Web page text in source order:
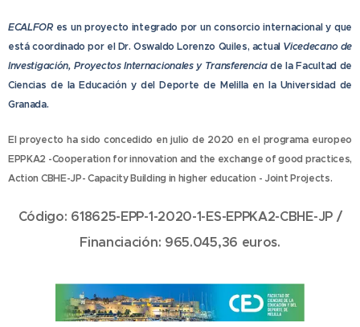
ECALFORes un proyecto integrado por un consorcio internacional y que
está coordinado por el Dr. Oswaldo Lorenzo Quiles, actual Vicedecano de
Investigación, Proyectos Internacionales y Transferenciade la Facultad de
Ciencias de la Educación y del Deporte de Melilla en la Universidad de
Granada.
El proyecto ha sido concedido en julio de 2020 en el programa europeo
EPPKA2 -Cooperation for innovation and the exchange of good practices,
Action CBHE-JP- Capacity Building in higher education - Joint Projects.
Código: 618625-EPP-1-2020-1-ES-EPPKA2-CBHE-JP /
Financiación: 965.045,36 euros.